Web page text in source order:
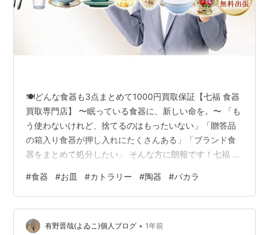
🍽️どんな食器も3点まとめて1000円買取保証【七福 食器
買取専門店】 〜眠っている食器に、新しい命を。〜 「も
う使わないけれど、捨てるのはもったいない」「贈答品
の箱入り食器が押し入れにたくさんある」「ブランド食
器をまとめて処分したい」 そんな方に朗報です！七福 食
で買取保証いたします。欠けや汚れがあってもOK。箱な
し・中古・セット不揃いでもOK。全国どこからでも、簡
単・安心・スピード査定！ 🌸私たちのこだわり ■ どんな
食器でもOK 陶器・磁器・ガラス・漆器・カトラリーな
#食器 #お皿 #カトラリー #陶器 #バカラ
有野晋哉(よゐこ)個人ブログ • 1年前